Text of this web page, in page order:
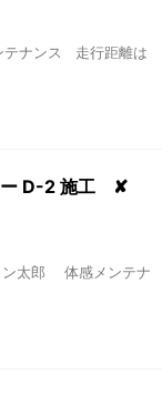
テナンス 走行距離は
ー D-2 施工 ✘
ン太郎 体感メンテナ